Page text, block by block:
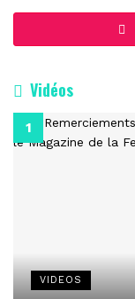
Vidéos
VIDEOS